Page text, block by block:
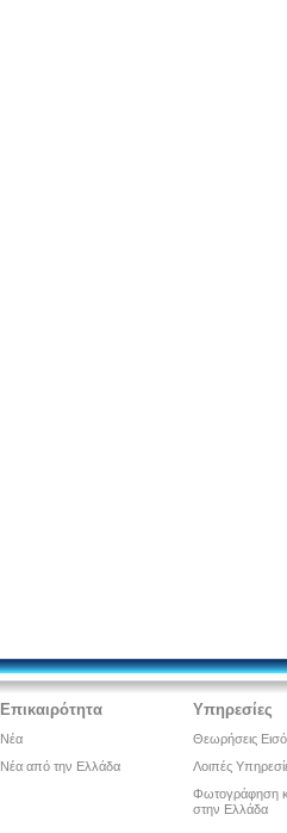
Επικαιρότητα
Νέα
Νέα από την Ελλάδα
Υπηρεσίες
Θεωρήσεις
Λοιπές
Φωτογράφηση
στην Ελλάδα